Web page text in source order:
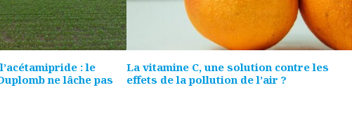
: le
ne lâche pas
La vitamine C, une solution contre les
effets de la pollution de l’air ?